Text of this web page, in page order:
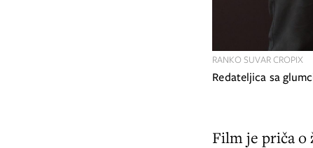
Redateljica sa
RANKO SUVAR CROPIX
Film je priča o